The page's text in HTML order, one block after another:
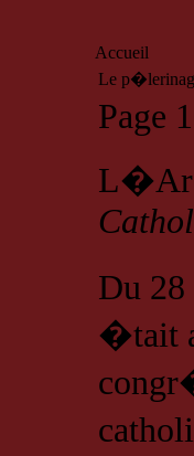
Accueil
Le
Page
Du
�tait